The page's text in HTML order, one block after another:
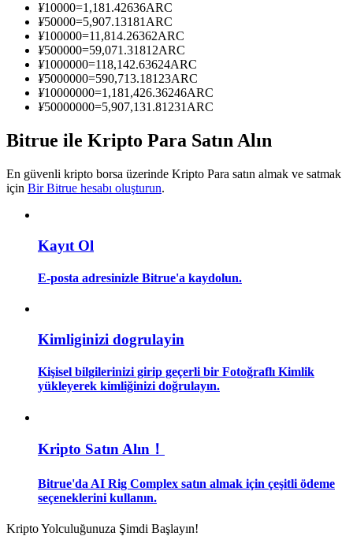
Bilgi
Rehber
Nasıl kârlı kalabileceğinizi öğrenin
¥10000=1,181.42636ARC
¥50000=5,907.13181 ARC
¥100000=11,814.26362ARC
¥500000=59,071.31812ARC
¥1000000=118,142.63624ARC
¥5000000=590,713.18123ARC
¥10000000=1,181,426.36246ARC
¥50000000=5,907,131.81231 ARC
Bitrue ile Kripto Para Satın Alın
En güvenli kripto borsa üzerinde Kripto Para satın almak ve satmak
için Bir Bitrue hesabı oluşturun.
Kayıt Ol
E-posta adresinizle Bitrue'a kaydolun.
Kimliginizi dogrulayin
Kişisel bilgilerinizi girip geçerli bir Fotoğraflı Kimlik
yükleyerek kimliğinizi doğrulayın.
Kripto Satın Alın！
Bitrue'da AI Rig Complex satın almak için çeşitli ödeme
seçeneklerini kullanın.
Kripto Yolculuğunuza Şimdi Başlayın!